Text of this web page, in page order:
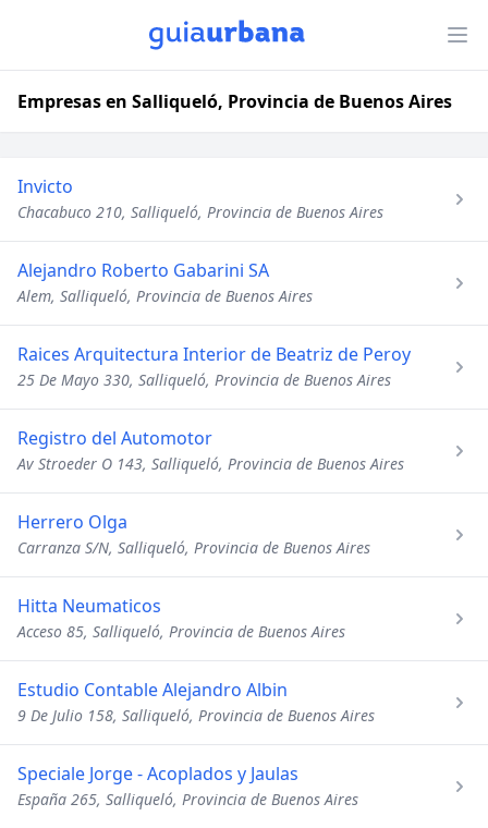
Empresas en Salliqueló, Provincia de Buenos Aires
Invicto
Chacabuco 210, Salliqueló, Provincia de Buenos Aires
Alejandro Roberto Gabarini SA
Alem, Salliqueló, Provincia de Buenos Aires
Raices Arquitectura Interior de Beatriz de Peroy
25 De Mayo 330, Salliqueló, Provincia de Buenos Aires
Registro del Automotor
Av Stroeder O 143, Salliqueló, Provincia de Buenos Aires
Herrero Olga
Carranza S/N, Salliqueló, Provincia de Buenos Aires
Hitta Neumaticos
Acceso 85, Salliqueló, Provincia de Buenos Aires
Estudio Contable Alejandro Albin
9 De Julio 158, Salliqueló, Provincia de Buenos Aires
Speciale Jorge - Acoplados y Jaulas
España 265, Salliqueló, Provincia de Buenos Aires